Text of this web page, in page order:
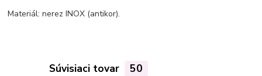
Materiál: nerez INOX (antikor).
Súvisiaci tovar 50